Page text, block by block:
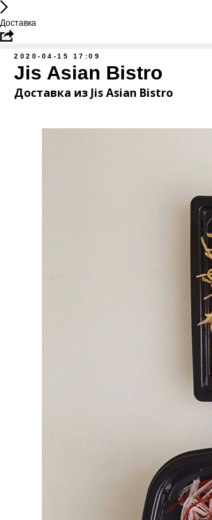
Доставка
2020-04-15 17:09
Jis Asian Bistro
Доставка из Jis Asian Bistro